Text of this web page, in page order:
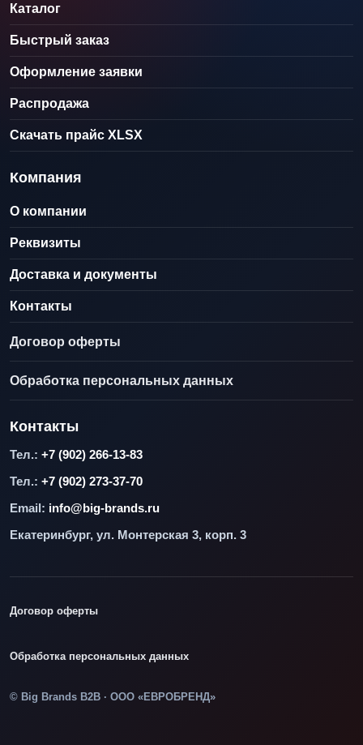
Каталог
Быстрый заказ
Оформление заявки
Распродажа
Скачать прайс XLSX
Компания
О компании
Реквизиты
Доставка и документы
Контакты
Договор оферты
Обработка персональных данных
Контакты
Тел.: +7 (902) 266-13-83
Тел.: +7 (902) 273-37-70
Email: info@big-brands.ru
Екатеринбург, ул. Монтерская 3, корп. 3
Договор оферты
Обработка персональных данных
© Big Brands B2B · ООО «ЕВРОБРЕНД»